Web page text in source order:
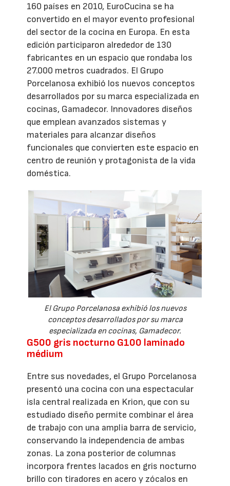
160 países en 2010, EuroCucina se ha
convertido en el mayor evento profesional
del sector de la cocina en Europa. En esta
edición participaron alrededor de 130
fabricantes en un espacio que rondaba los
27.000 metros cuadrados. El Grupo
Porcelanosa exhibió los nuevos conceptos
desarrollados por su marca especializada en
cocinas, Gamadecor. Innovadores diseños
que emplean avanzados sistemas y
materiales para alcanzar diseños
funcionales que convierten este espacio en
centro de reunión y protagonista de la vida
doméstica.
El Grupo Porcelanosa exhibió los nuevos
conceptos desarrollados por su marca
especializada en cocinas, Gamadecor.
G500 gris nocturno G100 laminado
médium
Entre sus novedades, el Grupo Porcelanosa
presentó una cocina con una espectacular
isla central realizada en Krion, que con su
estudiado diseño permite combinar el área
de trabajo con una amplia barra de servicio,
conservando la independencia de ambas
zonas. La zona posterior de columnas
incorpora frentes lacados en gris nocturno
brillo con tiradores en acero y zócalos en